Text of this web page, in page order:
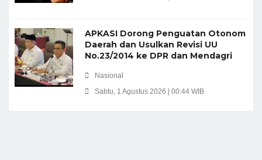
APKASI Dorong Penguatan Otonom
Daerah dan Usulkan Revisi UU
No.23/2014 ke DPR dan Mendagri
Nasional
Sabtu, 1 Agustus 2026 | 00:44 WIB